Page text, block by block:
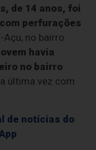
de 14 anos, foi
perfurações
no bairro
havia
no bairro
última vez com
de notícias do